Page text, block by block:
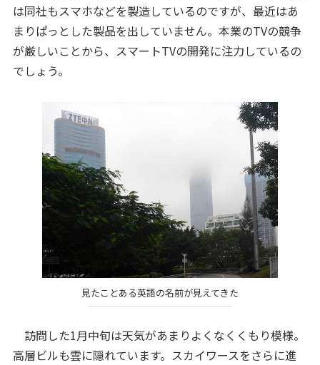
は同社もスマホなどを製造しているのですが、最近はあ
まりぱっとした製品を出していません。本業のTVの競争
が厳しいことから、スマートTVの開発に注力しているの
でしょう。
見たことある英語の名前が見えてきた
訪問した1月中旬は天気があまりよくなくくもり模様。
高層ビルも雲に隠れています。スカイワースをさらに進